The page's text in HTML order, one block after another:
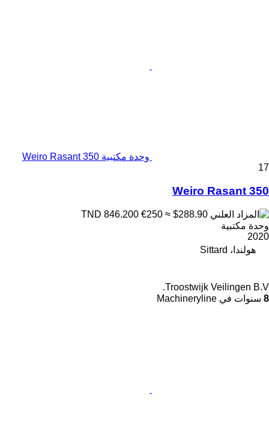
وحدة مكتبية Weiro Rasant 350
17
Weiro Rasant 350
€250 ≈ $288.90
وحدة مكتبية
2020
هولندا، Sittard
Troostwijk Veilingen B.V.
8 سنوات في Machineryline